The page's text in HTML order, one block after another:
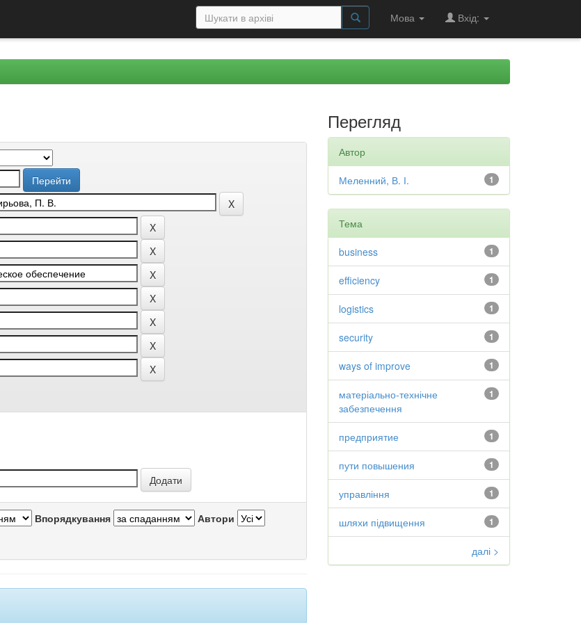
Мова Вхід:
Впорядкування Автори
Перегляд
Автор
1
Меленний, В. І.
Тема
1
business
1
efficiency
1
logistics
1
security
1
ways of improve
1
матеріально-технічне
забезпечення
1
предприятие
1
пути повышения
1
управління
1
шляхи підвищення
далі >